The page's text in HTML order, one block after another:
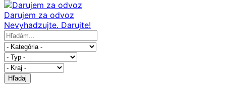
Darujem za odvoz
Nevyhadzujte. Darujte!
Hľadaj